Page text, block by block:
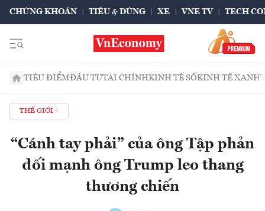
CHỨNG KHOÁN TIÊU & DÙNG XE VNE TV TECH
TIÊU ĐIỂMĐẦU TƯTÀI CHÍNHKINH TẾ SỐKINH TẾ XANH
THẾ GIỚI
“Cánh tay phải” của ông Tập phản
đối mạnh ông Trump leo thang
thương chiến